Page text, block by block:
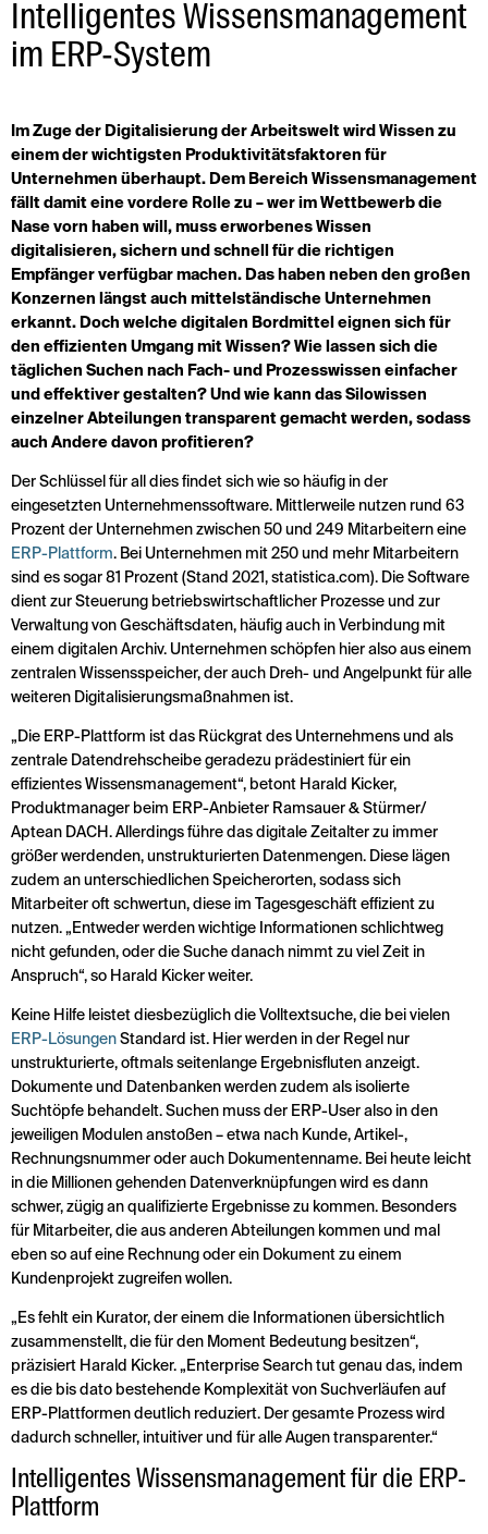
Intelligentes Wissensmanagement
im ERP-System
Im Zuge der Digitalisierung der Arbeitswelt wird Wissen zu
einem der wichtigsten Produktivitätsfaktoren für
Unternehmen überhaupt. Dem Bereich Wissensmanagement
fällt damit eine vordere Rolle zu – wer im Wettbewerb die
Nase vorn haben will, muss erworbenes Wissen
digitalisieren, sichern und schnell für die richtigen
Empfänger verfügbar machen. Das haben neben den großen
Konzernen längst auch mittelständische Unternehmen
erkannt. Doch welche digitalen Bordmittel eignen sich für
den effizienten Umgang mit Wissen? Wie lassen sich die
täglichen Suchen nach Fach- und Prozesswissen einfacher
und effektiver gestalten? Und wie kann das Silowissen
einzelner Abteilungen transparent gemacht werden, sodass
auch Andere davon profitieren?
Der Schlüssel für all dies findet sich wie so häufig in der
eingesetzten Unternehmenssoftware. Mittlerweile nutzen rund 63
Prozent der Unternehmen zwischen 50 und 249 Mitarbeitern eine
ERP-Plattform. Bei Unternehmen mit 250 und mehr Mitarbeitern
sind es sogar 81 Prozent (Stand 2021, statistica.com). Die Software
dient zur Steuerung betriebswirtschaftlicher Prozesse und zur
Verwaltung von Geschäftsdaten, häufig auch in Verbindung mit
einem digitalen Archiv. Unternehmen schöpfen hier also aus einem
zentralen Wissensspeicher, der auch Dreh- und Angelpunkt für alle
weiteren Digitalisierungsmaßnahmen ist.
„Die ERP-Plattform ist das Rückgrat des Unternehmens und als
zentrale Datendrehscheibe geradezu prädestiniert für ein
effizientes Wissensmanagement“, betont Harald Kicker,
Produktmanager beim ERP-Anbieter Ramsauer & Stürmer/
Aptean DACH. Allerdings führe das digitale Zeitalter zu immer
größer werdenden, unstrukturierten Datenmengen. Diese lägen
zudem an unterschiedlichen Speicherorten, sodass sich
Mitarbeiter oft schwertun, diese im Tagesgeschäft effizient zu
nutzen. „Entweder werden wichtige Informationen schlichtweg
nicht gefunden, oder die Suche danach nimmt zu viel Zeit in
Anspruch“, so Harald Kicker weiter.
Keine Hilfe leistet diesbezüglich die Volltextsuche, die bei vielen
ERP-Lösungen Standard ist. Hier werden in der Regel nur
unstrukturierte, oftmals seitenlange Ergebnisfluten anzeigt.
Dokumente und Datenbanken werden zudem als isolierte
Suchtöpfe behandelt. Suchen muss der ERP-User also in den
jeweiligen Modulen anstoßen – etwa nach Kunde, Artikel-,
Rechnungsnummer oder auch Dokumentenname. Bei heute leicht
in die Millionen gehenden Datenverknüpfungen wird es dann
schwer, zügig an qualifizierte Ergebnisse zu kommen. Besonders
für Mitarbeiter, die aus anderen Abteilungen kommen und mal
eben so auf eine Rechnung oder ein Dokument zu einem
Kundenprojekt zugreifen wollen.
„Es fehlt ein Kurator, der einem die Informationen übersichtlich
zusammenstellt, die für den Moment Bedeutung besitzen“,
präzisiert Harald Kicker. „Enterprise Search tut genau das, indem
es die bis dato bestehende Komplexität von Suchverläufen auf
ERP-Plattformen deutlich reduziert. Der gesamte Prozess wird
dadurch schneller, intuitiver und für alle Augen transparenter.“
Intelligentes Wissensmanagement für die ERP-
Plattform